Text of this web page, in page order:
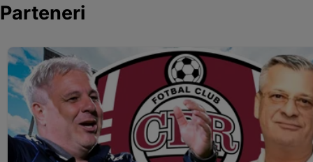
Parteneri